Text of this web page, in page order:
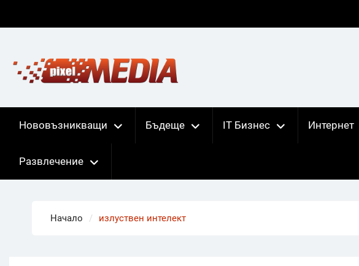
Нововъзникващи Бъдеще IT Бизнес Интернет
Развлечение
Начало излуствен интелект